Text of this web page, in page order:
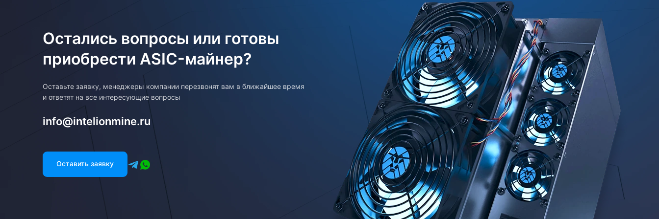
Остались вопросы или готовы
приобрести ASIC-майнер?
Оставьте заявку, менеджеры компании перезвонят вам в ближайшее время
и ответят на все интересующие вопросы
info@intelionmine.ru
Оставить заявку